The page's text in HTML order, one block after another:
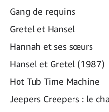
Gang de requins
Gretel et Hansel
Hannah et ses sœurs
Hansel et Gretel (1987)
Hot Tub Time Machine
Jeepers Creepers : le